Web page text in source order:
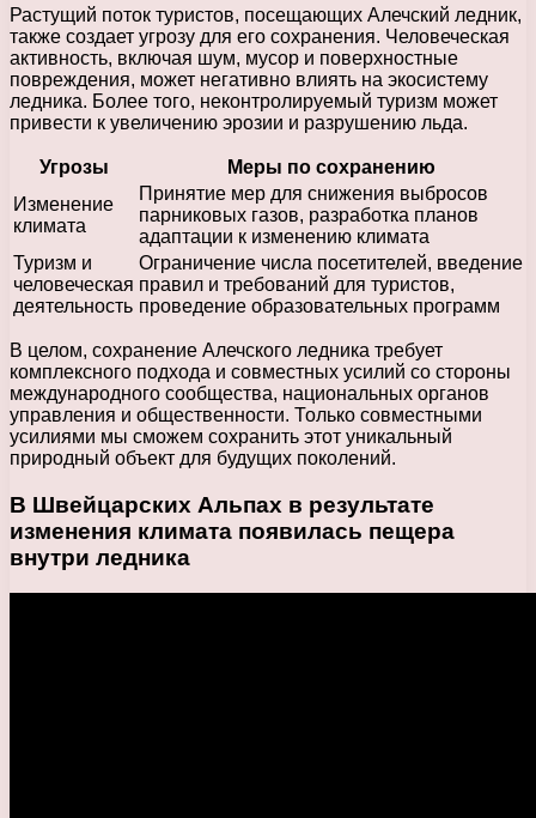
Растущий поток туристов, посещающих Алечский ледник,
также создает угрозу для его сохранения. Человеческая
активность, включая шум, мусор и поверхностные
повреждения, может негативно влиять на экосистему
ледника. Более того, неконтролируемый туризм может
привести к увеличению эрозии и разрушению льда.
Угрозы
Меры по сохранению
Изменение
климата
Принятие мер для снижения выбросов
парниковых газов, разработка планов
адаптации к изменению климата
Туризм и
человеческая
деятельность
Ограничение числа посетителей, введение
правил и требований для туристов,
проведение образовательных программ
В целом, сохранение Алечского ледника требует
комплексного подхода и совместных усилий со стороны
международного сообщества, национальных органов
управления и общественности. Только совместными
усилиями мы сможем сохранить этот уникальный
природный объект для будущих поколений.
В Швейцарских Альпах в результате
изменения климата появилась пещера
внутри ледника